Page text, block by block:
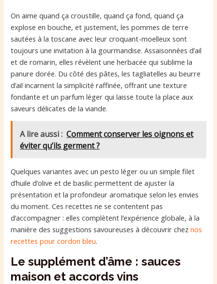
On aime quand ça croustille, quand ça fond, quand ça
explose en bouche, et justement, les pommes de terre
sautées à la toscane avec leur croquant-moelleux sont
toujours une invitation à la gourmandise. Assaisonnées d’ail
et de romarin, elles révèlent une herbacée qui sublime la
panure dorée. Du côté des pâtes, les tagliatelles au beurre
d’ail incarnent la simplicité raffinée, offrant une texture
fondante et un parfum léger qui laisse toute la place aux
saveurs délicates de la viande.
A lire aussi : Comment conserver les oignons et
éviter qu’ils germent ?
Quelques variantes avec un pesto léger ou un simple filet
d’huile d’olive et de basilic permettent de ajuster la
présentation et la profondeur aromatique selon les envies
du moment. Ces recettes ne se contentent pas
d’accompagner : elles complètent l’expérience globale, à la
manière des suggestions savoureuses à découvrir cheznos
recettes pour cordon bleu.
Le supplément d’âme : sauces
maison et accords vins